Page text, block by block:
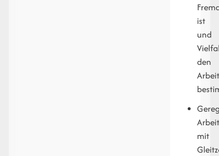
ist
und
den
mit